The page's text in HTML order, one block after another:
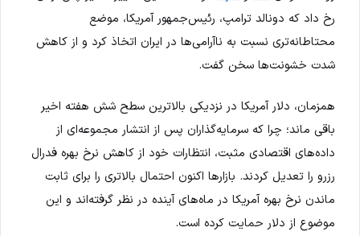
رخ داد که دونالد ترامپ، رئیس‌جمهور آمریکا، موضع
محتاطانه‌تری نسبت به ناآرامی‌ها در ایران اتخاذ کرد و از کاهش
شدت خشونت‌ها سخن گفت.
همزمان، دلار آمریکا در نزدیکی بالاترین سطح شش هفته اخیر
باقی ماند؛ چرا که سرمایه‌گذاران پس از انتشار مجموعه‌ای از
داده‌های اقتصادی مثبت، انتظارات خود از کاهش نرخ بهره فدرال
رزرو را تعدیل کردند. بازارها اکنون احتمال بالاتری را برای ثابت
ماندن نرخ بهره آمریکا در ماه‌های آینده در نظر گرفته‌اند و این
موضوع از دلار حمایت کرده است.